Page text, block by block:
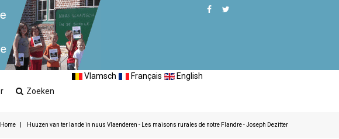
Zoeken
Vlamsch Français English
Home Huuzen van ter lande in nuus Vlaenderen - Les maisons rurales de notre Flandre - Joseph Dezitter